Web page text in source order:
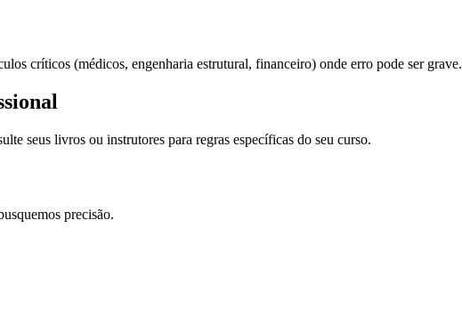
críticos (médicos, engenharia estrutural, financeiro) onde erro pode ser grave.
seus livros ou instrutores para regras específicas do seu curso.
precisão.